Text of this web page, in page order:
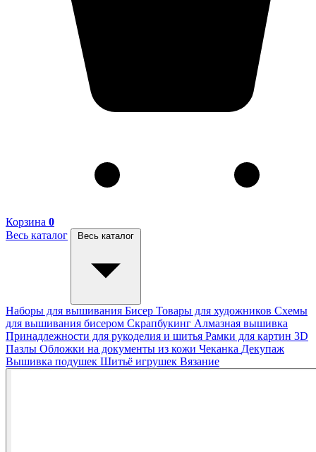
Корзина 0
Весь каталог
Весь каталог
Наборы для вышивания Бисер Товары для художников Схемы
для вышивания бисером Скрапбукинг Алмазная вышивка
Принадлежности для рукоделия и шитья Рамки для картин 3D
Пазлы Обложки на документы из кожи Чеканка Декупаж
Вышивка подушек Шитьё игрушек Вязание